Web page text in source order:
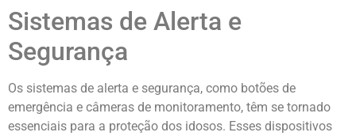
Sistemas de Alerta e
Segurança
Os sistemas de alerta e segurança, como botões de
emergência e câmeras de monitoramento, têm se tornado
essenciais para a proteção dos idosos. Esses dispositivos